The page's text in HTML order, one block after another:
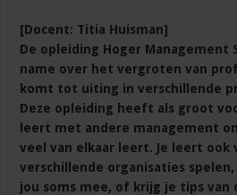
[Docent: Titia Huisman]
De opleiding Hoger Management
name over het vergroten van
komt tot uiting in verschillende
Deze opleiding heeft als groot
leert met andere management
veel van elkaar leert. Je leert ook
verschillende organisaties
jou soms mee, of krijg je tips van